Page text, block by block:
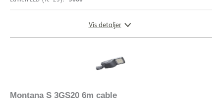
Vis detaljer
Montana S 3GS20 6m cable